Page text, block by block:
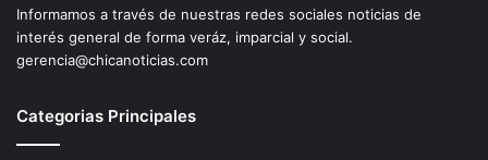
Informamos a través de nuestras redes sociales noticias de
interés general de forma veráz, imparcial y social.
gerencia@chicanoticias.com
Categorias Principales